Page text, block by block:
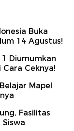
Buka
14 Agustus!
Diumumkan
Cara Ceknya!
Mapel
Fasilitas
Siswa